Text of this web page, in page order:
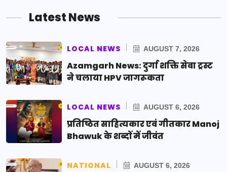
Latest News
LOCAL NEWS AUGUST 7, 2026
Azamgarh News: दुर्गा शक्ति सेवा ट्रस्ट
ने चलाया HPV जागरूकता
LOCAL NEWS AUGUST 6, 2026
प्रतिष्ठित साहित्यकार एवं गीतकार Manoj
Bhawuk के शब्दों में जीवंत
NATIONAL AUGUST 6, 2026